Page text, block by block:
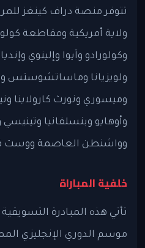
ولاية أمريكية ومقاطعة
وكولورادو وآيوا وإلينوي
ولويزيانا وماساتشوستس
وميسوري ونورث كارولاينا
وأوهايو وبنسلفانيا وتينيسي
وواشنطن العاصمة ووست
خلفية المباراة
تأتي هذه المبادرة
موسم الدوري الإنجليزي